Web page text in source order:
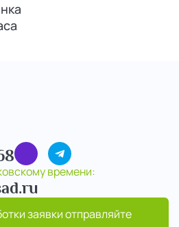
времени:
заявки отправляйте